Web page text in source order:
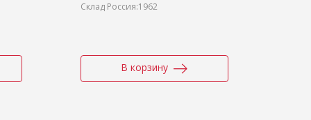
темно-серые
Склад Россия:1962
В корзину